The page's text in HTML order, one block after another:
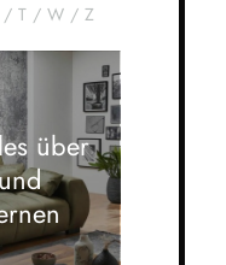
/ T / W / Z
über